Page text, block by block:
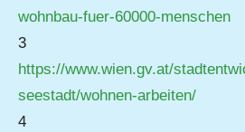
wohnbau-fuer-60000-menschen
3
https://www.wien.gv.at/
seestadt/wohnen-arbeiten/
4